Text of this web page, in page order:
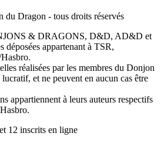
Dragon - tous droits réservés
& DRAGONS, D&D, AD&D et
appartenant à TSR,
réalisées par les membres du Donjon
et ne peuvent en aucun cas être
appartiennent à leurs auteurs respectifs
12 inscrits en ligne